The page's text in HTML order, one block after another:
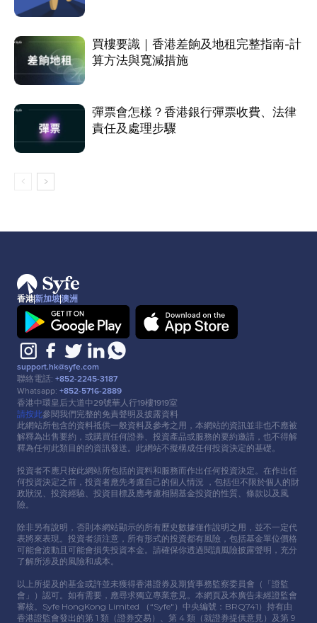
買樓要識｜香港差餉及地租完整指南-計
算方法與寬減措施
彈票會怎樣？香港銀行彈票收費、法律
責任及處理步驟
香港新加坡澳洲
support.hk@syfe.com
聯絡電話: +852-2245-3187
Whatsapp: +852-5716-2889
香港中環皇后⼤道中29號華⼈⾏19樓1919室
請按此參閱我們完整的免責聲明及披露資料
此網站所包含的資料祗供⼀般資料及參考之⽤，本網站的資訊並非也不應被
解釋為出售要約，或購買任何證券、投資產品或服務的要約邀請，也不得解
釋為任何此類⽬的的資訊發送。此網站不擬構成任何投資決定的基礎。
投資者不應只按此網站所包括的資料和服務⽽作出任何投資決定。在作出任
何投資決定之前，投資者應先考慮⾃⼰的個⼈情況 ，包括但不限於個⼈的財
政狀況、投資經驗、投資⽬標及應考慮相關基⾦投資的性質、條款以及風
險。
除非另有說明，否則本網站顯示的所有歷史數據僅作說明之⽤，並不⼀定代
表將來表現。投資者須注意，所有形式的投資都有風險，包括基⾦單位價格
可能會波動且可能會損失投資本⾦。請確保你透過閱讀風險披露聲明，充分
了解所涉及的風險和成本。
以上所提及的基⾦或許並未獲得香港證券及期貨事務監察委員會（「證監
會」）認可。如有需要，應尋求獨立專業意⾒。本網頁及本廣告未經證監會
審核。Syfe HongKong Limited （“Syfe"）中央編號：BRQ741）持有由
香港證監會發出的第 1 類（證券交易）、第 4 類（就證券提供意⾒）及第 9